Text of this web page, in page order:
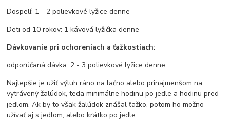
Dospelí: 1 - 2 polievkové lyžice denne
Deti od 10 rokov: 1 kávová lyžička denne
Dávkovanie pri ochoreniach a ťažkostiach:
odporúčaná dávka: 2 - 3 polievkové lyžice denne
Najlepšie je užiť výluh ráno na lačno alebo prinajmenšom na
vytrávený žalúdok, teda minimálne hodinu po jedle a hodinu pred
jedlom. Ak by to však žalúdok znášal ťažko, potom ho možno
užívať aj s jedlom, alebo krátko po jedle.